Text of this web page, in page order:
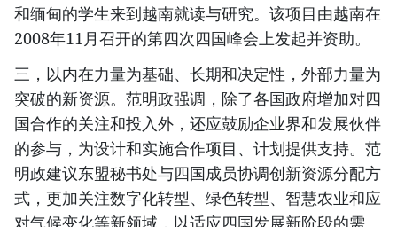
和缅甸的学生来到越南就读与研究。该项目由越南在
2008年11月召开的第四次四国峰会上发起并资助。
三，以内在力量为基础、长期和决定性，外部力量为
突破的新资源。范明政强调，除了各国政府增加对四
国合作的关注和投入外，还应鼓励企业界和发展伙伴
的参与，为设计和实施合作项目、计划提供支持。范
明政建议东盟秘书处与四国成员协调创新资源分配方
式，更加关注数字化转型、绿色转型、智慧农业和应
对气候变化等新领域，以适应四国发展新阶段的需